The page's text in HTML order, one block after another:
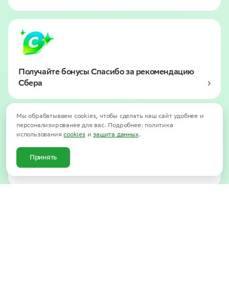
Получайте бонусы Спасибо за рекомендацию
Сбера
ИИ-помощник на сайте: ГигаЧат поможет
выбрать вклад или карту
Мы обрабатываем cookies, чтобы сделать наш сайт удобнее и
персонализированее для вас. Подробнее: политика
использованияcookiesизащита данных.
Принять